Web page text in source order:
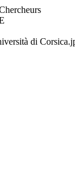
di